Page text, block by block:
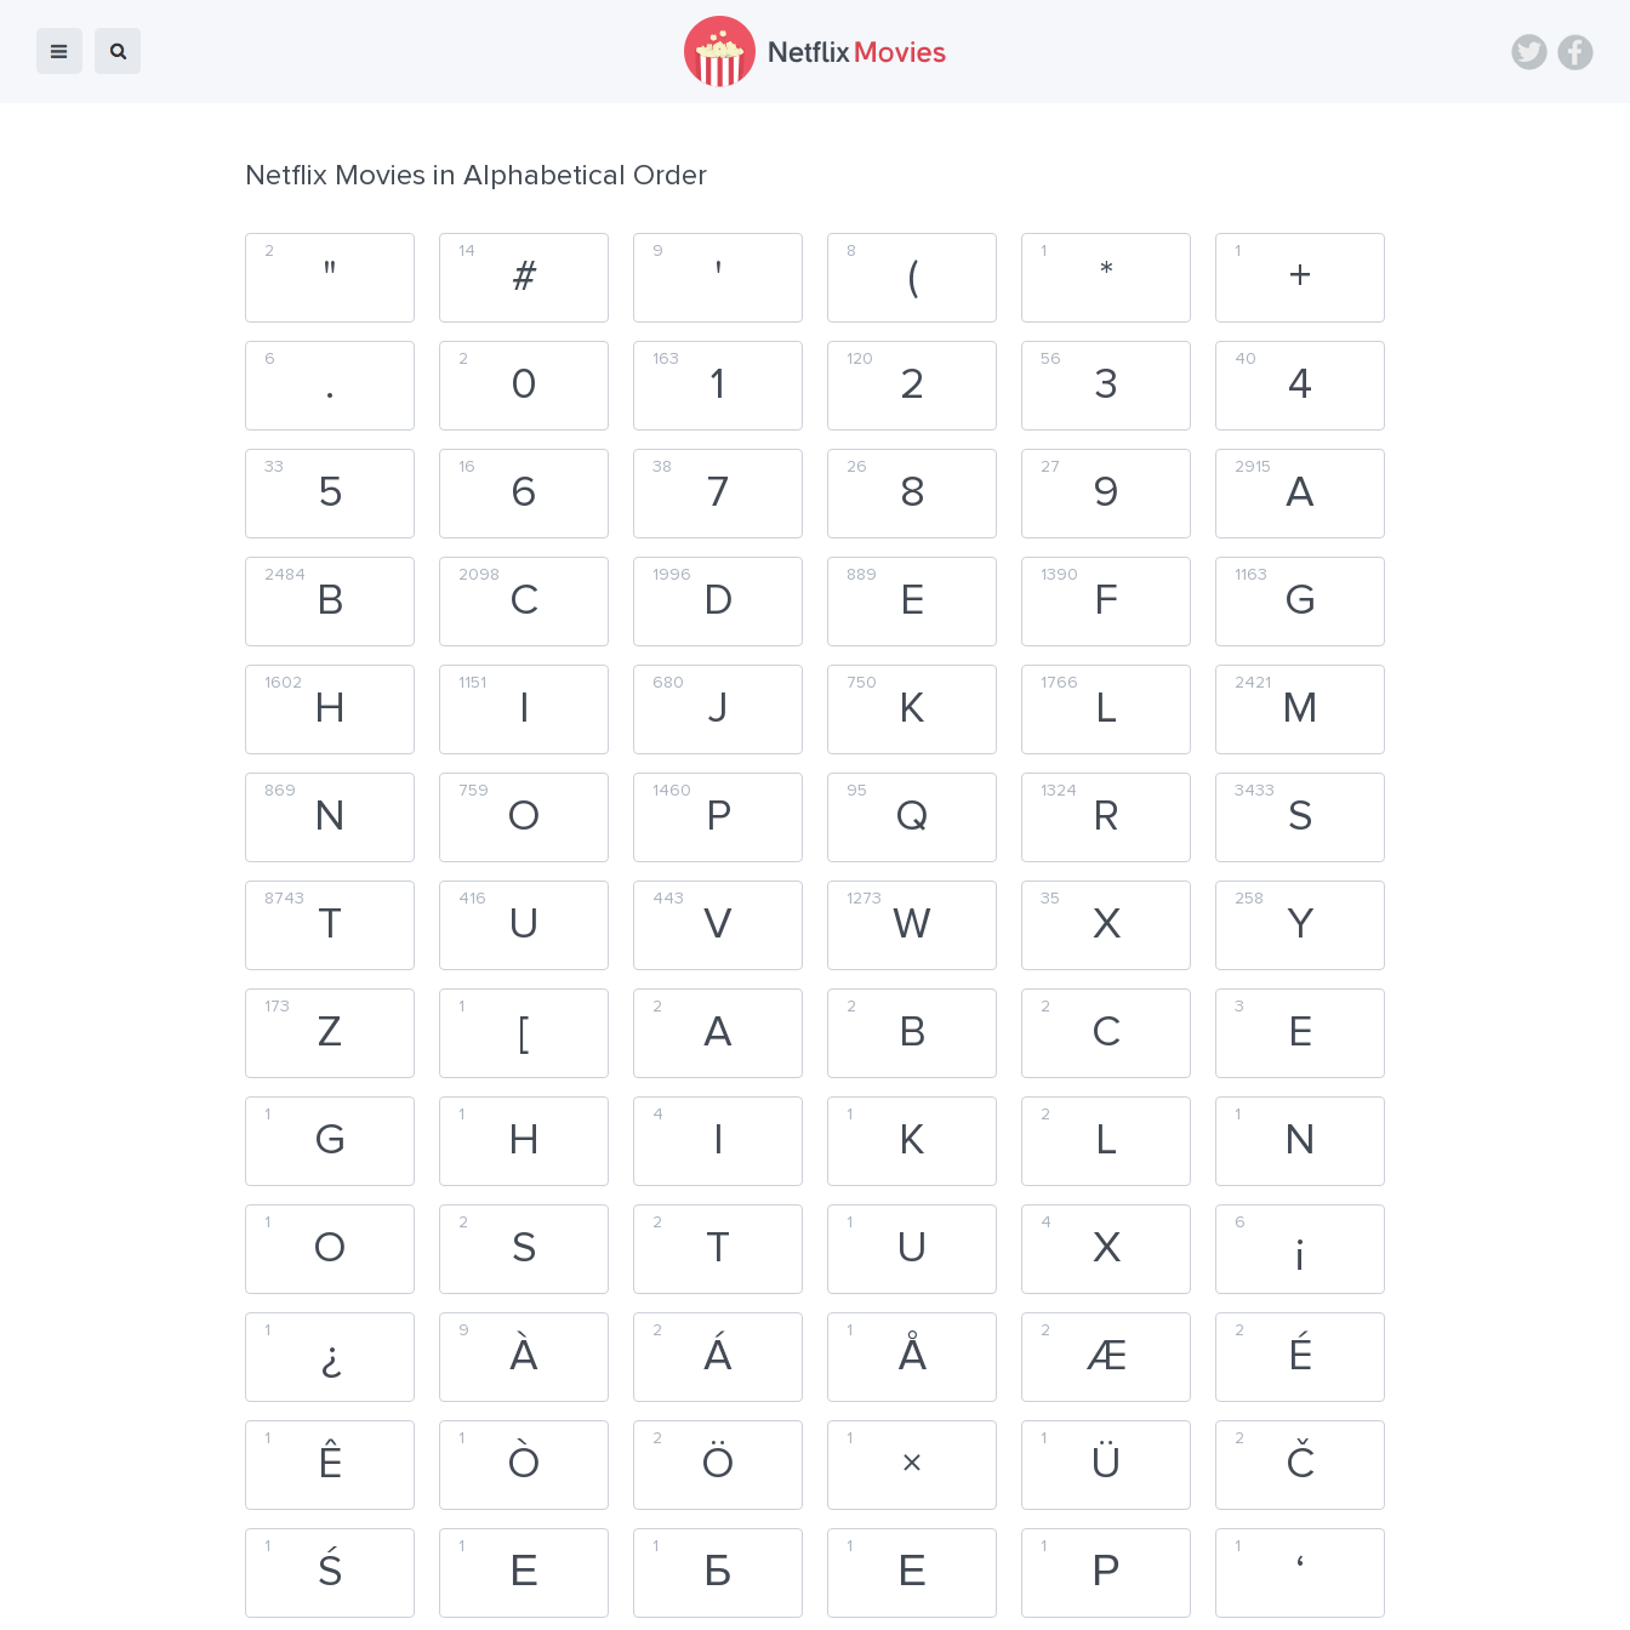
Netflix Movies in Alphabetical Order
2
"
14
#
9
'
8
(
1
*
1
+
6
.
2
0
163
1
120
2
56
3
40
4
33
5
16
6
38
7
26
8
27
9
2915
A
2484
B
2098
C
1996
D
889
E
1390
F
1163
G
1602
H
1151 680
J
750
K
1766
L
2421
M
869
N
759
O
1460
P
95
Q
1324
R
3433
S
8743
T
416
U
443
V
1273
W
35
X
258
Y
173
Z
1
[
2
A
2
B
2
C
3
E
1
G
1
H
4 1
K
2
L
1
N
1
O
2
S
2
T
1
U
4
X
6
¡
1
¿
9
À
2
Á
1
Å
2
Æ
2
É
1
Ê
1
Ò
2
Ö
1
×
1
Ü
2
Č
1
Ś
1
Ε
1
Б
1
Е
1
Р
1
‘